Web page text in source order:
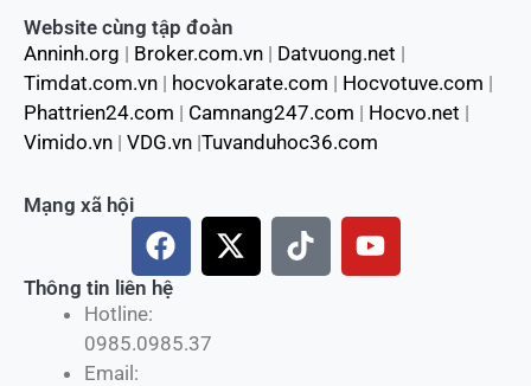
Website cùng tập đoàn
Anninh.org | Broker.com.vn | Datvuong.net |
Timdat.com.vn | hocvokarate.com | Hocvotuve.com |
Phattrien24.com | Camnang247.com | Hocvo.net |
Vimido.vn | VDG.vn |Tuvanduhoc36.com
Hotline:
0985.0985.37
Email:
Mạng xã hội
F
a
c
b
X
-
T
i
Y
o
Thông tin liên hệ